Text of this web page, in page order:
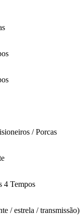
/ Porcas
4 Tempos
/ estrela / transmissão)